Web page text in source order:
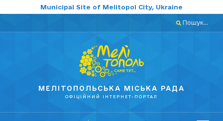
Municipal Site of Melitopol City, Ukraine
Пошук...
МЕЛІТОПОЛЬСЬКА МІСЬКА РАДА
ОФІЦІЙНИЙ ІНТЕРНЕТ-ПОРТАЛ